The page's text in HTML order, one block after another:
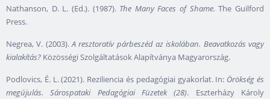
Nathanson, D. L. (Ed.). (1987). The Many Faces of Shame. The Guilford
Press.
Negrea, V. (2003). A resztoratív párbeszéd az iskolában. Beavatkozás vagy
kialakítás? Közösségi Szolgáltatások Alapítványa Magyarország.
Podlovics, É. L. (2021). Reziliencia és pedagógiai gyakorlat. In: Örökség és
megújulás. Sárospataki Pedagógiai Füzetek (28). Eszterházy Károly